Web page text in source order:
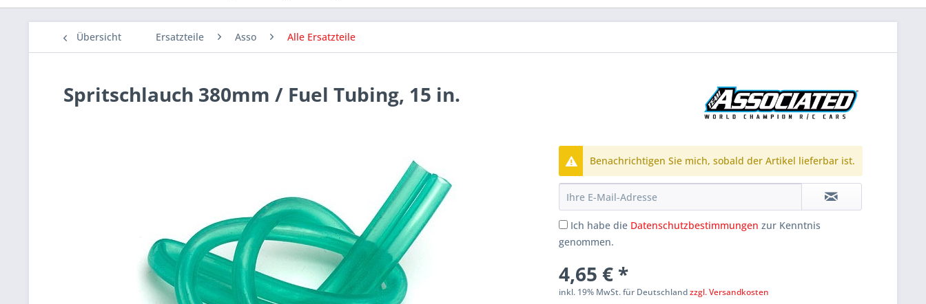
Übersicht Ersatzteile Asso Alle Ersatzteile
Spritschlauch 380mm / Fuel Tubing, 15 in.
Benachrichtigen Sie mich, sobald der Artikel lieferbar ist.
Ich habe die Datenschutzbestimmungen zur Kenntnis
genommen.
4,65 € *
inkl. 19% MwSt. für Deutschlandzzgl. Versandkosten